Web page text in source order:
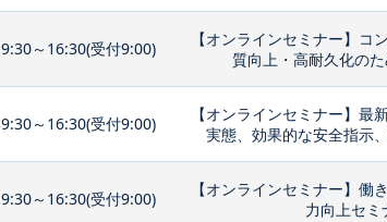
9:30～16:30(受付9:00)
【オンラインセミナー】コ
質向上・高耐久化の
9:30～16:30(受付9:00)
【オンラインセミナー】最
実態、効果的な安全指示
9:30～16:30(受付9:00)
【オンラインセミナー】働
力向上セミ